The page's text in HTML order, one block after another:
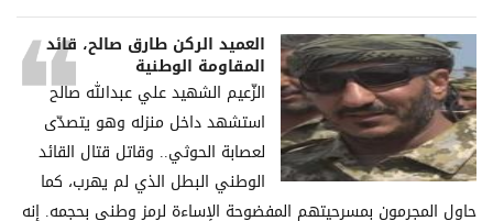
العميد الركن طارق صالح، قائد
المقاومة الوطنية
الزّعيم الشهيد علي عبدالله صالح
استشهد داخل منزله وهو يتصدّى
لعصابة الحوثي.. وقاتل قتال القائد
الوطني البطل الذي لم يهرب، كما
حاول المجرمون بمسرحيتهم المفضوحة الإساءة لرمز وطني بحجمه. إنه